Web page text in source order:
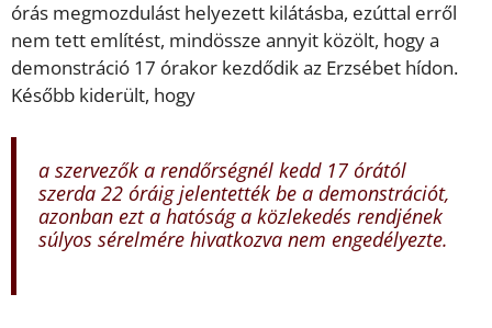
órás megmozdulást helyezett kilátásba, ezúttal erről
nem tett említést, mindössze annyit közölt, hogy a
demonstráció 17 órakor kezdődik az Erzsébet hídon.
Később kiderült, hogy
a szervezők a rendőrségnél kedd 17 órától
szerda 22 óráig jelentették be a demonstrációt,
azonban ezt a hatóság a közlekedés rendjének
súlyos sérelmére hivatkozva nem engedélyezte.